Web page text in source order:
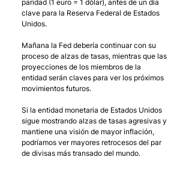
paridad (1 euro = 1 dólar), antes de un día
clave para la Reserva Federal de Estados
Unidos.
Mañana la Fed debería continuar con su
proceso de alzas de tasas, mientras que las
proyecciones de los miembros de la
entidad serán claves para ver los próximos
movimientos futuros.
Si la entidad monetaria de Estados Unidos
sigue mostrando alzas de tasas agresivas y
mantiene una visión de mayor inflación,
podríamos ver mayores retrocesos del par
de divisas más transado del mundo.